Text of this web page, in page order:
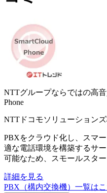
NTTグループならではの高
Phone
NTTドコモソリューション
PBXをクラウド化し、スマ
適な電話環境を構築するサ
可能なため、スモールスター
詳細を見る
PBX（構内交換機） 一覧は